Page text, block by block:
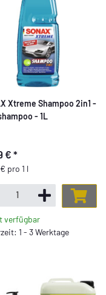
Xtreme Shampoo 2in1 -
- 1L
€ *
pro 1 l
verfügbar
1 - 3 Werktage